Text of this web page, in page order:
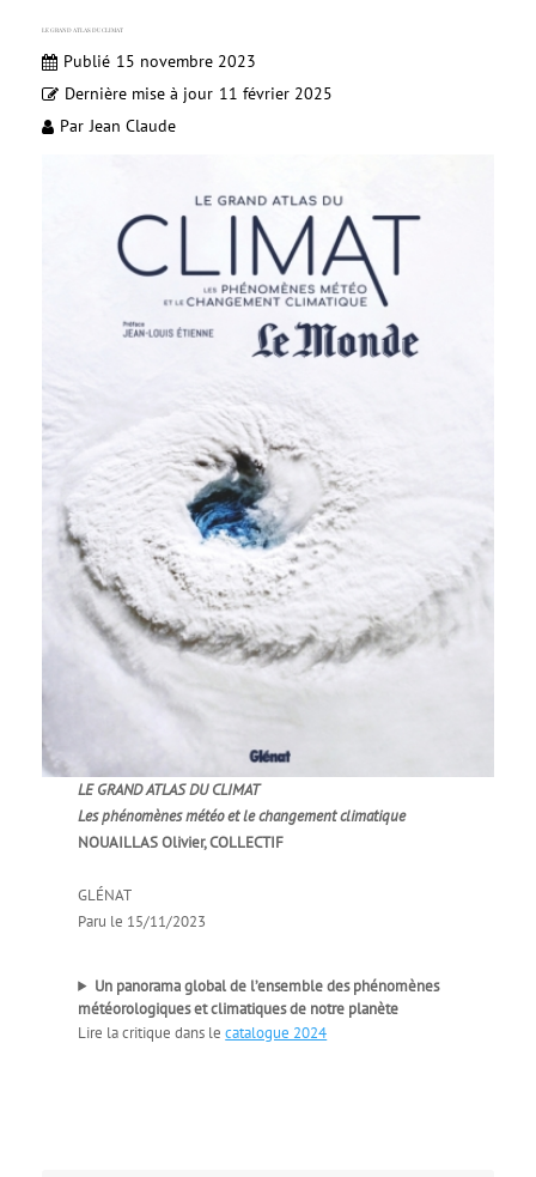
LE GRAND ATLAS DU CLIMAT
Publié 15 novembre 2023
Dernière mise à jour 11 février 2025
Par Jean Claude
LE GRAND ATLAS DU CLIMAT
Les phénomènes météo et le changement climatique
NOUAILLAS Olivier, COLLECTIF
GLÉNAT
Paru le 15/11/2023
Un panorama global de l’ensemble des phénomènes
météorologiques et climatiques de notre planète
Lire la critique dans lecatalogue 2024